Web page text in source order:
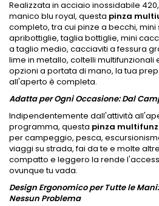
Realizzata in acciaio inossidabile 420,
manico blu royal, questa pinza
completo, tra cui pinze a becchi,
apribottiglie, taglia bottiglie, mini
a taglio medio, cacciaviti a fessura
lime in metallo, coltelli multifunzionali
opzioni a portata di mano, la tua
all'aperto è completa.
Adatta per Ogni Occasione: Dal
Indipendentemente dall'attività
programma, questa pinza
per campeggio, pesca,
viaggi su strada, fai da te e molte
compatto e leggero la rende
ovunque tu vada.
Design Ergonomico per Tutte le
Nessun Problema